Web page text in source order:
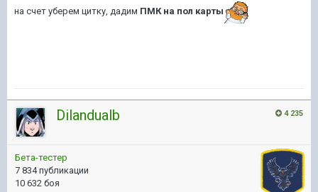
на счет уберем цитку, дадим ПМК на пол карты
4 235
Dilandualb
Бета-тестер
7 834 публикации
10 632 боя